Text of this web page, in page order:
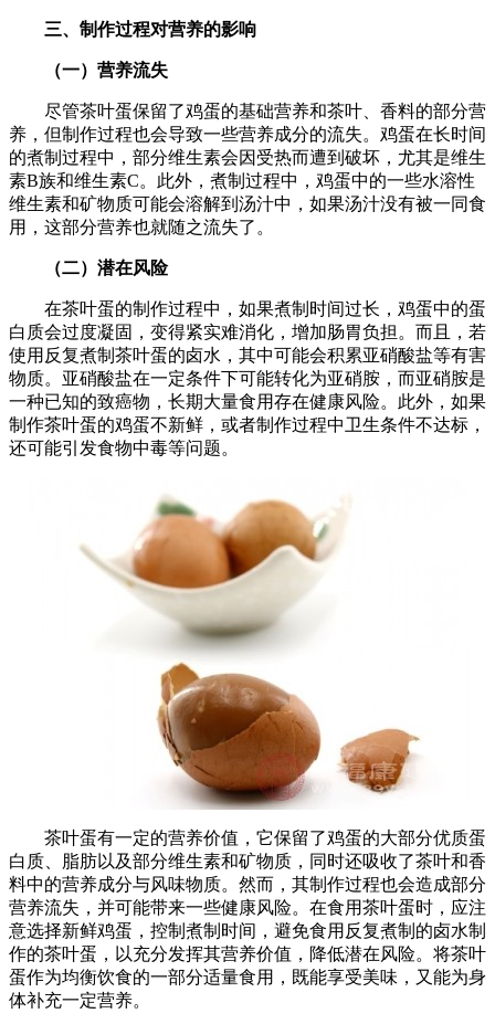
三、制作过程对营养的影响
（一）营养流失
尽管茶叶蛋保留了鸡蛋的基础营养和茶叶、香料的部分营
养，但制作过程也会导致一些营养成分的流失。鸡蛋在长时间
的煮制过程中，部分维生素会因受热而遭到破坏，尤其是维生
素B族和维生素C。此外，煮制过程中，鸡蛋中的一些水溶性
维生素和矿物质可能会溶解到汤汁中，如果汤汁没有被一同食
用，这部分营养也就随之流失了。
（二）潜在风险
在茶叶蛋的制作过程中，如果煮制时间过长，鸡蛋中的蛋
白质会过度凝固，变得紧实难消化，增加肠胃负担。而且，若
使用反复煮制茶叶蛋的卤水，其中可能会积累亚硝酸盐等有害
物质。亚硝酸盐在一定条件下可能转化为亚硝胺，而亚硝胺是
一种已知的致癌物，长期大量食用存在健康风险。此外，如果
制作茶叶蛋的鸡蛋不新鲜，或者制作过程中卫生条件不达标，
还可能引发食物中毒等问题。
茶叶蛋有一定的营养价值，它保留了鸡蛋的大部分优质蛋
白质、脂肪以及部分维生素和矿物质，同时还吸收了茶叶和香
料中的营养成分与风味物质。然而，其制作过程也会造成部分
营养流失，并可能带来一些健康风险。在食用茶叶蛋时，应注
意选择新鲜鸡蛋，控制煮制时间，避免食用反复煮制的卤水制
作的茶叶蛋，以充分发挥其营养价值，降低潜在风险。将茶叶
蛋作为均衡饮食的一部分适量食用，既能享受美味，又能为身
体补充一定营养。